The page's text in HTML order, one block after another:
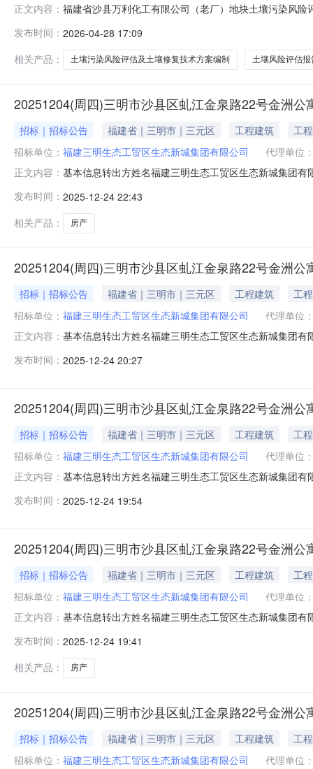
正文内容： 福建省沙县万利化工有限公司（老厂）地块土壤污染风
土壤修复技术方案编制采购项目；1.2采购编号：
1.5采购项目资金落实情况
发布时间： 2026-04-28 17:09
相关产品：
土壤污染风险评估及土壤修复技术方案编制 土壤风险评估报
20251204(周四)三明市沙县区虬江金泉路22号金洲公
招标｜招标公告 福建省｜三明市｜三元区 工程建筑
工程
招标单位： 福建三明生态工贸区生态新城集团有限公司
代理单位
正文内容： 基本信息转出方姓名福建三明生态工贸区生态新城集团
途：城镇住宅用地/成套住宅，权利人：福建三明生态工
受让方缴纳保证金并
发布时间： 2025-12-24 22:43
相关产品：
房产
20251204(周四)三明市沙县区虬江金泉路22号金洲公
招标｜招标公告 福建省｜三明市｜三元区 工程建筑
工程
招标单位： 福建三明生态工贸区生态新城集团有限公司
代理单位
正文内容： 基本信息转出方姓名福建三明生态工贸区生态新城集团
途：城镇住宅用地/成套住宅，权利人：福建三明生态工
发布时间： 2025-12-24 20:27
20251204(周四)三明市沙县区虬江金泉路22号金洲公
招标｜招标公告 福建省｜三明市｜三元区 工程建筑
工程
招标单位： 福建三明生态工贸区生态新城集团有限公司
代理单位
正文内容： 基本信息转出方姓名福建三明生态工贸区生态新城集团
途：城镇住宅用地/成套住宅，权利人：福建三明生态工
发布时间： 2025-12-24 19:54
20251204(周四)三明市沙县区虬江金泉路22号金洲公
招标｜招标公告 福建省｜三明市｜三元区 工程建筑
工程
招标单位： 福建三明生态工贸区生态新城集团有限公司
代理单位
正文内容： 基本信息转出方姓名福建三明生态工贸区生态新城集团
途：城镇住宅用地/成套住宅，权利人：福建三明生态工
受让方缴纳保证金并
发布时间： 2025-12-24 19:41
相关产品：
房产
20251204(周四)三明市沙县区虬江金泉路22号金洲公
招标｜招标公告 福建省｜三明市｜三元区 工程建筑
工程
招标单位： 福建三明生态工贸区生态新城集团有限公司 代理单位